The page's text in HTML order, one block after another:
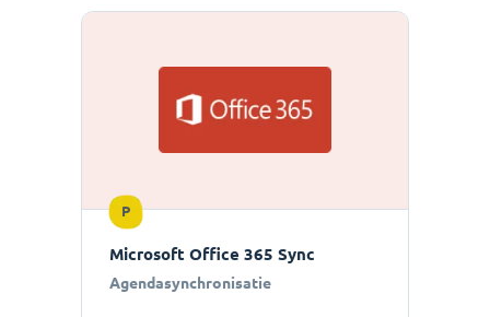
P
Microsoft Office 365 Sync
Agendasynchronisatie